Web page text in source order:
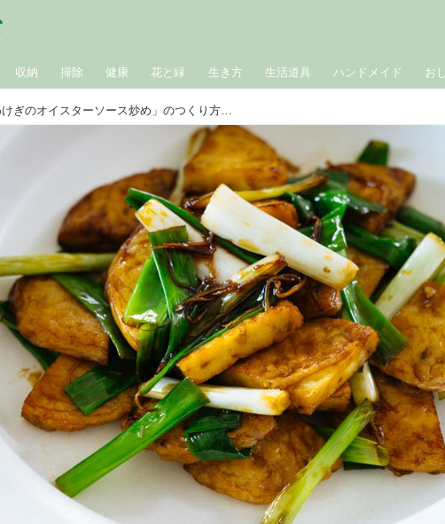
収納 掃除 健康 花と緑 生き方 生活道具 ハンドメイド お
「さつま揚げとわけぎのオイスターソース炒め」のつくり方。さっと炒めて香りよく！ごはんによく合う簡単おかず｜松田美智子の季節の仕事